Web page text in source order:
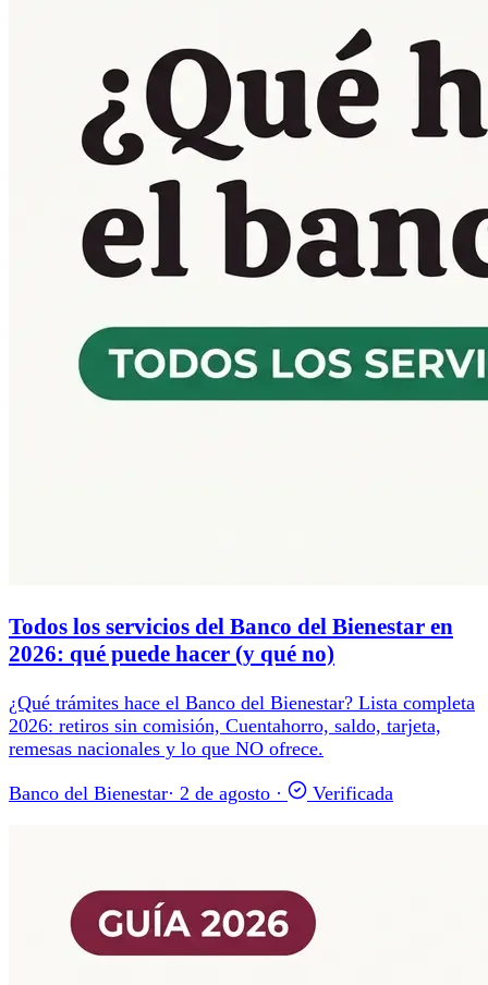
Todos los servicios del Banco del Bienestar en
2026: qué puede hacer (y qué no)
¿Qué trámites hace el Banco del Bienestar? Lista completa
2026: retiros sin comisión, Cuentahorro, saldo, tarjeta,
remesas nacionales y lo que NO ofrece.
Banco del Bienestar· 2 de agosto · Verificada